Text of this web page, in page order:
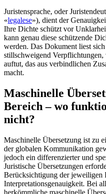
Juristensprache, oder
«legalese»), dient der
Ihre Dichte schützt vor
kann genau diese schützende
werden. Das Dokument liest
stillschweigend
auftut, das aus verbindlichen
macht.
Maschinelle
Bereich – wo
nicht?
Maschinelle Übersetzung ist zu
der globalen Kommunikation
jedoch ein dif­fe­ren­zierter und
Juristische Übersetzungen
Berücksichtigung der jeweiligen
Interpretationsgenauigkeit. Bei